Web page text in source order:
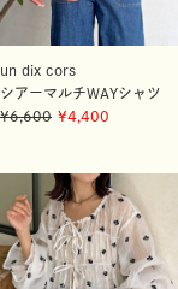
un dix cors
シアーマルチWAYシャツ
6,600
4,400